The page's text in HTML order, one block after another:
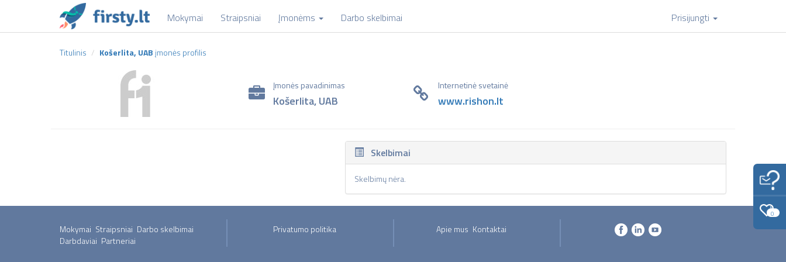
Mokymai Straipsniai Įmonėms Darbo skelbimai Prisijungti
Titulinis Košerlita, UAB įmonės profilis
Įmonės pavadinimas
Košerlita, UAB
Internetinė svetainė
www.rishon.lt
Skelbimai
Skelbimų nėra.
0
Mokymai Straipsniai Darbo skelbimai
Darbdaviai Partneriai
Privatumo politika Apie mus Kontaktai